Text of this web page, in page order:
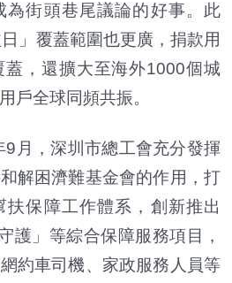
為街頭巷尾議論的好事。此
」覆蓋範圍也更廣，捐款用
蓋，還擴大至海外1000個城
戶全球同頻共振。
月，深圳市總工會充分發揮
解困濟難基金會的作用，打
保障工作體系，創新推出
護」等綜合保障服務項目，
約車司機、家政服務人員等